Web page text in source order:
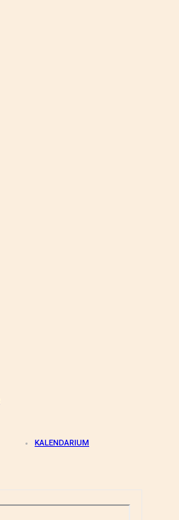
KALENDARIUM